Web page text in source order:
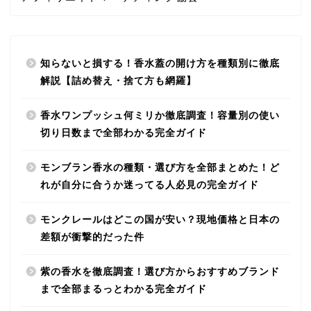
知らないと損する！香水蓋の開け方を種類別に徹底
解説【詰め替え・捨て方も網羅】
香水ワンプッシュ何ミリか徹底調査！容量別の使い
切り日数まで全部わかる完全ガイド
モンブラン香水の種類・選び方を全部まとめた！ど
れが自分に合うか迷ってる人必見の完全ガイド
モンクレールはどこの国が安い？現地価格と日本の
差額が衝撃的だった件
紫の香水を徹底調査！選び方からおすすめブランド
まで全部まるっとわかる完全ガイド